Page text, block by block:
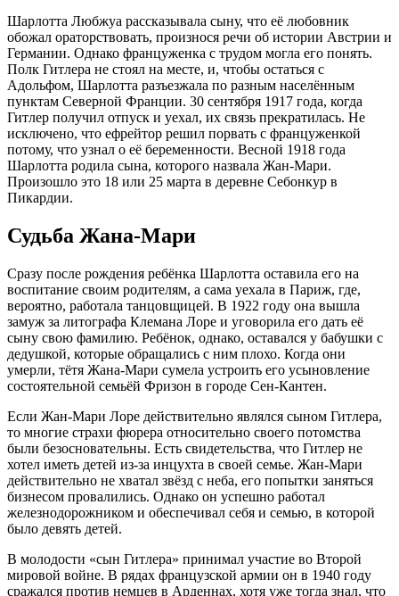
Шарлотта Любжуа рассказывала сыну, что её любовник
обожал ораторствовать, произнося речи об истории Австрии и
Германии. Однако француженка с трудом могла его понять.
Полк Гитлера не стоял на месте, и, чтобы остаться с
Адольфом, Шарлотта разъезжала по разным населённым
пунктам Северной Франции. 30 сентября 1917 года, когда
Гитлер получил отпуск и уехал, их связь прекратилась. Не
исключено, что ефрейтор решил порвать с француженкой
потому, что узнал о её беременности. Весной 1918 года
Шарлотта родила сына, которого назвала Жан-Мари.
Произошло это 18 или 25 марта в деревне Себонкур в
Пикардии.
Судьба Жана-Мари
Сразу после рождения ребёнка Шарлотта оставила его на
воспитание своим родителям, а сама уехала в Париж, где,
вероятно, работала танцовщицей. В 1922 году она вышла
замуж за литографа Клемана Лоре и уговорила его дать её
сыну свою фамилию. Ребёнок, однако, оставался у бабушки с
дедушкой, которые обращались с ним плохо. Когда они
умерли, тётя Жана-Мари сумела устроить его усыновление
состоятельной семьёй Фризон в городе Сен-Кантен.
Если Жан-Мари Лоре действительно являлся сыном Гитлера,
то многие страхи фюрера относительно своего потомства
были безосновательны. Есть свидетельства, что Гитлер не
хотел иметь детей из-за инцухта в своей семье. Жан-Мари
действительно не хватал звёзд с неба, его попытки заняться
бизнесом провалились. Однако он успешно работал
железнодорожником и обеспечивал себя и семью, в которой
было девять детей.
В молодости «сын Гитлера» принимал участие во Второй
мировой войне. В рядах французской армии он в 1940 году
сражался против немцев в Арденнах, хотя уже тогда знал, что